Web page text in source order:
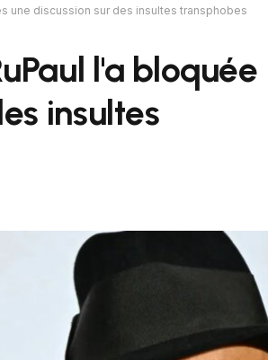
une discussion sur des insultes transphobes
l'a bloquée
insultes